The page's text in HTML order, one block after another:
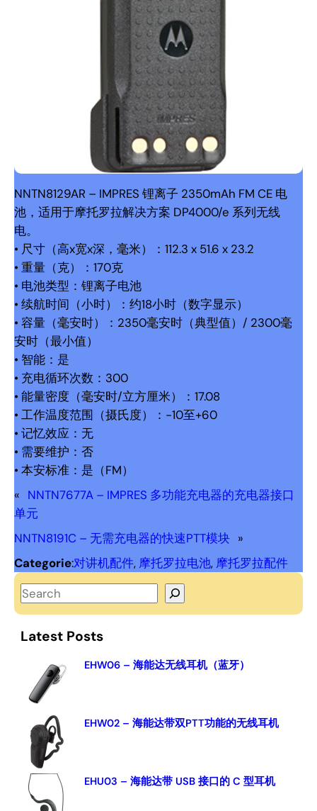
NNTN8129AR – IMPRES 锂离子 2350mAh FM CE 电
池，适用于摩托罗拉解决方案 DP4000/e 系列无线
电。
• 尺寸（高x宽x深，毫米）：112.3 x 51.6 x 23.2
• 重量（克）：170克
• 电池类型：锂离子电池
• 续航时间（小时）：约18小时（数字显示）
• 容量（毫安时）：2350毫安时（典型值）/ 2300毫
安时（最小值）
• 智能：是
• 充电循环次数：300
• 能量密度（毫安时/立方厘米）：17.08
• 工作温度范围（摄氏度）：-10至+60
• 记忆效应：无
• 需要维护：否
• 本安标准：是（FM）
« NNTN7677A – IMPRES 多功能充电器的充电器接口
单元
NNTN8191C – 无需充电器的快速PTT模块 »
Categorie:对讲机配件, 摩托罗拉电池, 摩托罗拉配件
S
e
aLatest Posts
EHW06 – 海能达无线耳机（蓝牙）
EHW02 – 海能达带双PTT功能的无线耳机
EHU03 – 海能达带 USB 接口的 C 型耳机